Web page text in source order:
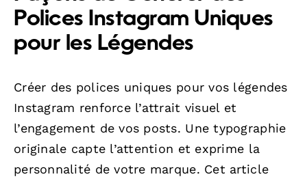
Polices Instagram Uniques
pour les Légendes
Créer des polices uniques pour vos légendes
Instagram renforce l’attrait visuel et
l’engagement de vos posts. Une typographie
originale capte l’attention et exprime la
personnalité de votre marque. Cet article